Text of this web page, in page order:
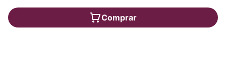
Comprar